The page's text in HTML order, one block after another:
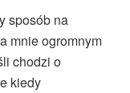
sposób na
mnie ogromnym
chodzi o
kiedy